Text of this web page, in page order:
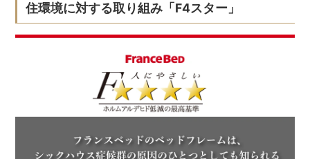
住環境に対する取り組み「F4スター」